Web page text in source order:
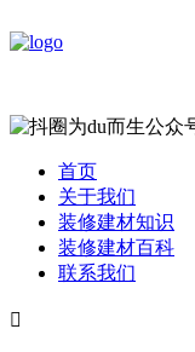
首页
关于我们
装修建材知识
装修建材百科
联系我们
